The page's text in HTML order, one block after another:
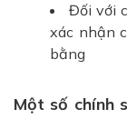
Đối với
xác nhận
bằng
Một số chính